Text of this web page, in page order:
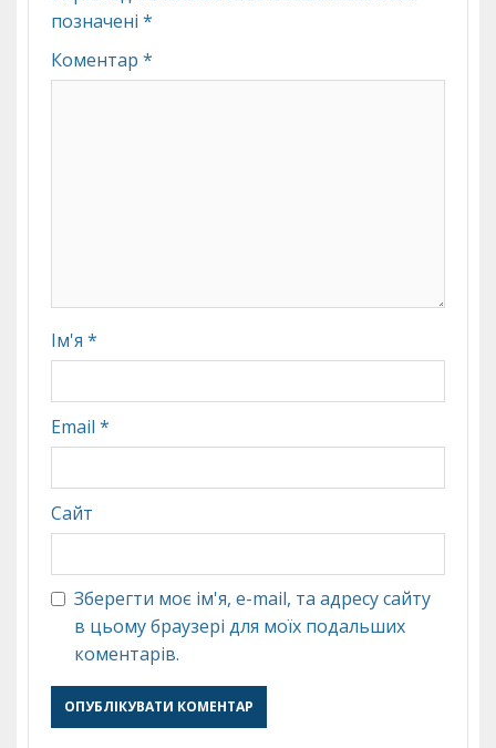
позначені *
Коментар *
Ім'я *
Email *
Сайт
Зберегти моє ім'я, e-mail, та адресу сайту
в цьому браузері для моїх подальших
коментарів.